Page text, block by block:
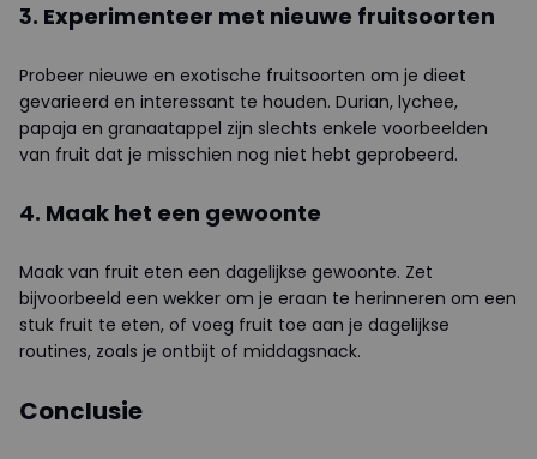
3. Experimenteer met nieuwe fruitsoorten
Probeer nieuwe en exotische fruitsoorten om je dieet
gevarieerd en interessant te houden. Durian, lychee,
papaja en granaatappel zijn slechts enkele voorbeelden
van fruit dat je misschien nog niet hebt geprobeerd.
4. Maak het een gewoonte
Maak van fruit eten een dagelijkse gewoonte. Zet
bijvoorbeeld een wekker om je eraan te herinneren om een
stuk fruit te eten, of voeg fruit toe aan je dagelijkse
routines, zoals je ontbijt of middagsnack.
Conclusie